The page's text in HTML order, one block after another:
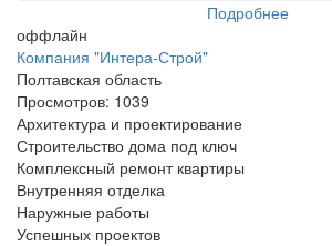
Подробнее
оффлайн
Компания "Интера-Строй"
Полтавская область
Просмотров: 1039
Архитектура и проектирование
Строительство дома под ключ
Комплексный ремонт квартиры
Внутренняя отделка
Наружные работы
Успешных проектов